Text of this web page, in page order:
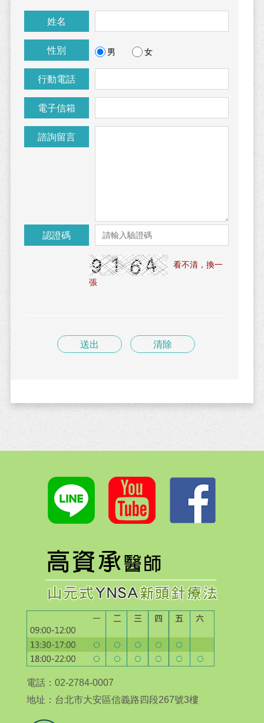
姓名
性別 男 女
行動電話
電子信箱
諮詢留言
認證碼
看不清，換一
張
送出 清除
電話：02-2784-0007
地址：台北市大安區信義路四段267號3樓